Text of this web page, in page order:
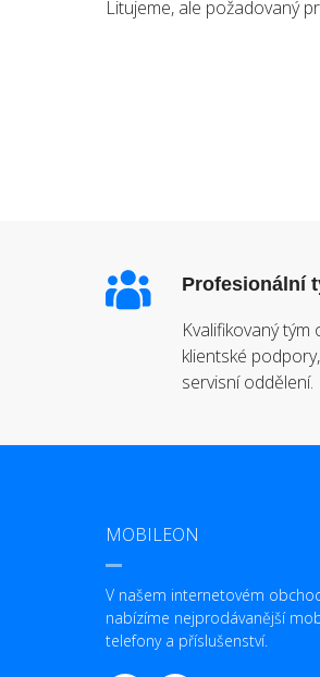
Litujeme, ale požadovaný
Profesionální
Kvalifikovaný tým
klientské
servisní oddělení.
MOBILEON
V našem internetovém
nabízíme nejprodávanější
telefony a příslušenství.